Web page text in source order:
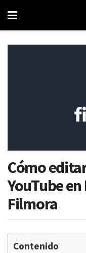
Cómo
YouTube
Filmora
Contenido